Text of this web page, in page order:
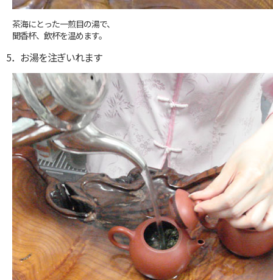
茶海にとった一煎目の湯で、
聞香杯、飲杯を温めます。
5．お湯を注ぎいれます